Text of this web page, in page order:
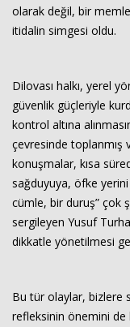
olarak değil, bir
itidalin simgesi oldu.
Dilovası halkı, yerel
güvenlik güçleriyle
kontrol altına
çevresinde toplanmış
konuşmalar, kısa
sağduyuya, öfke yerini
cümle, bir duruş” çok
sergileyen Yusuf
dikkatle yönetilmesi
Bu tür olaylar, bizlere
refleksinin önemini de